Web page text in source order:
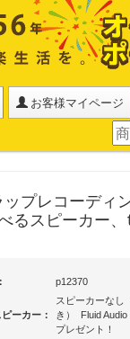
お客様マイページ
ップレコーディ
るスピーカー
p12370
ーカー：
スピーカーなし
き） Fluid
プレゼント！